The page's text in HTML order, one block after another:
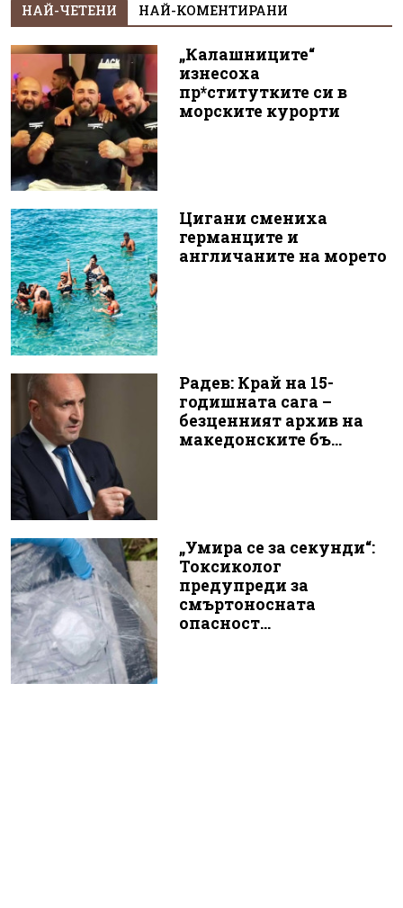
НАЙ-ЧЕТЕНИ НАЙ-КОМЕНТИРАНИ
„Калашниците“
изнесоха
пр*ститутките си в
морските курорти
Цигани смениха
германците и
англичаните на морето
Радев: Край на 15-
годишната сага –
безценният архив на
македонските бъ...
„Умира се за секунди“:
Токсиколог
предупреди за
смъртоносната
опасност...